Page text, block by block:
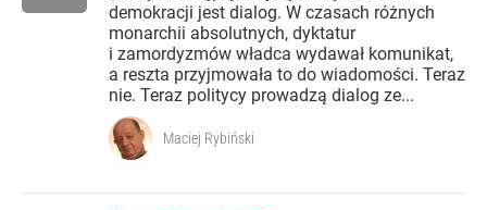
demokracji jest dialog. W czasach różnych
monarchii absolutnych, dyktatur
i zamordyzmów władca wydawał komunikat,
a reszta przyjmowała to do wiadomości. Teraz
nie. Teraz politycy prowadzą dialog ze...
Maciej Rybiński